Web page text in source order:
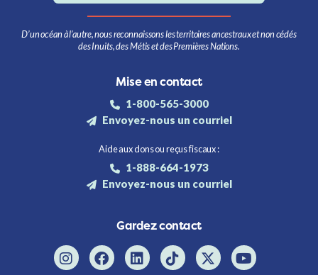
D’un océan à l’autre, nous reconnaissons les territoires ancestraux et non cédés
des Inuits, des Métis et des Premières Nations.
Mise en contact
1-800-565-3000
Envoyez-nous un courriel
Aide aux dons ou reçus fiscaux :
1-888-664-1973
Envoyez-nous un courriel
Gardez contact